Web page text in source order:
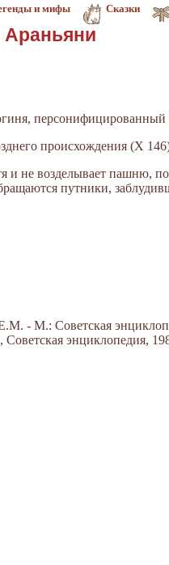
и мифы Сказки
Араньяни
персонифицированный
происхождения (X
и не возделывает пашню,
путники,
- М.: Советская
энциклопедия,